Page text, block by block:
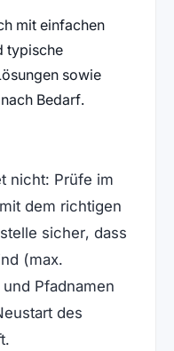
mit einfachen
typische
sowie
Bedarf.
nicht: Prüfe im
dem richtigen
sicher, dass
(max.
Pfadnamen
des